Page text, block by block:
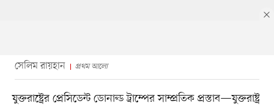
সেলিম রায়হান প্রথম আলো
যুক্তরাষ্ট্রের প্রেসিডেন্ট ডোনাল্ড ট্রাম্পের সাম্প্রতিক প্রস্তাব—যুক্তরাষ্ট্র